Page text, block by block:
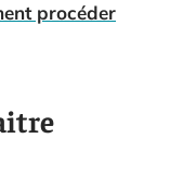
procéder